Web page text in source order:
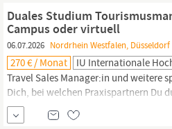
Sixt SE zählen.
Duales Studium
Campus oder virtuell
06.07.2026 Nordrhein Westfalen,
270 € / Monat IU Internationale
Travel Sales Manager:in und weitere
Dich, bei welchen Praxispartnern Du
bieten Dir eine große Auswahl, zu der
Hotels & Resort, TUI, McDonalds und